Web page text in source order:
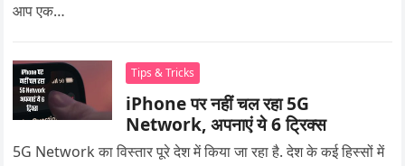
आप एक…
Tips & Tricks
iPhone पर नहीं चल रहा 5G
Network, अपनाएं ये 6 ट्रिक्स
5G Network का विस्तार पूरे देश में किया जा रहा है. देश के कई हिस्सों में